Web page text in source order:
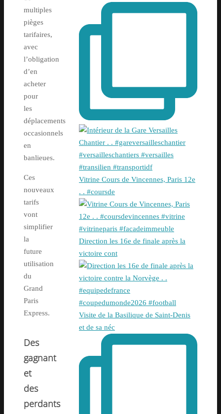
multiples
pièges
tarifaires,
avec
l’obligation
d’en
acheter
pour
les
déplacements
occasionnels
en
banlieues.
Ces
nouveaux
tarifs
vont
simplifier
la
future
utilisation
du
Grand
Paris
Express.
Des
gagnant
et
des
perdants
Vitrine Cours de Vincennes, Paris 12e
. . #coursde
Direction les 16e de finale après la
victoire cont
Visite de la Basilique de Saint-Denis
et de sa néc